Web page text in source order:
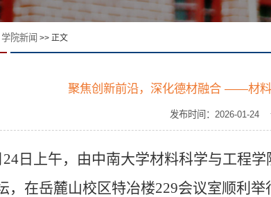
学院新闻 >> 正文
聚焦创新前沿，深化德材融合 ——材料
发布时间：2026-01-
24日上午，由中南大学材料科学与工程
，在岳麓山校区特冶楼229会议室顺利举